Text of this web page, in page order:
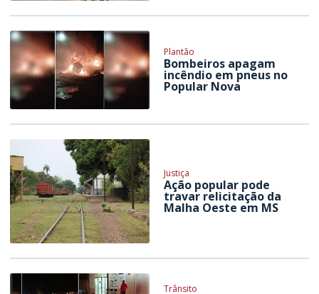
Plantão
Bombeiros apagam
incêndio em pneus no
Popular Nova
Justiça
Ação popular pode
travar relicitação da
Malha Oeste em MS
Trânsito